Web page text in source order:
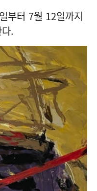
부터 7월 12일까지
.